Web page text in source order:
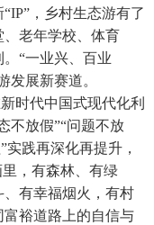
，乡村生态游有了
老年学校、体育
“一业兴、百业
发展新赛道。
时代中国式现代化利
不放假”“问题不放
实践再深化再提升，
，有森林、有绿
有幸福烟火，有村
裕道路上的自信与